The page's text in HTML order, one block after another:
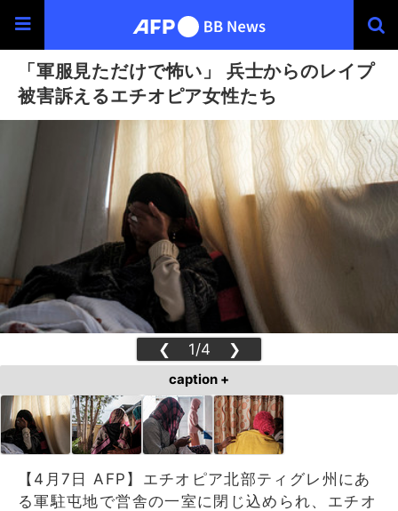
「軍服見ただけで怖い」 兵士からのレイプ
被害訴えるエチオピア女性たち
❮ 1/4 ❯
caption +
【4月7日 AFP】エチオピア北部ティグレ州にあ
る軍駐屯地で営舎の一室に閉じ込められ、エチオ